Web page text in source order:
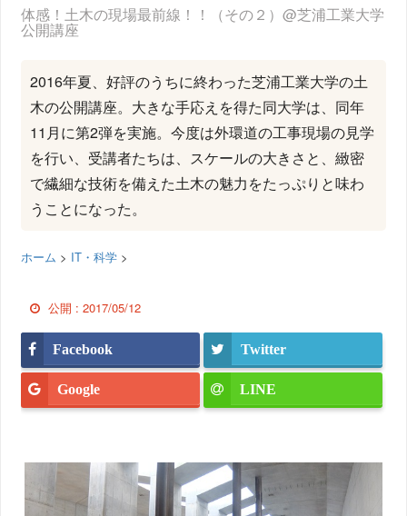
体感！土木の現場最前線！！（その２）@芝浦工業大学
公開講座
2016年夏、好評のうちに終わった芝浦工業大学の土
木の公開講座。大きな手応えを得た同大学は、同年
11月に第2弾を実施。今度は外環道の工事現場の見学
を行い、受講者たちは、スケールの大きさと、緻密
で繊細な技術を備えた土木の魅力をたっぷりと味わ
うことになった。
ホーム > IT・科学 >
公開 :2017/05/12
Facebook Twitter
Google LINE